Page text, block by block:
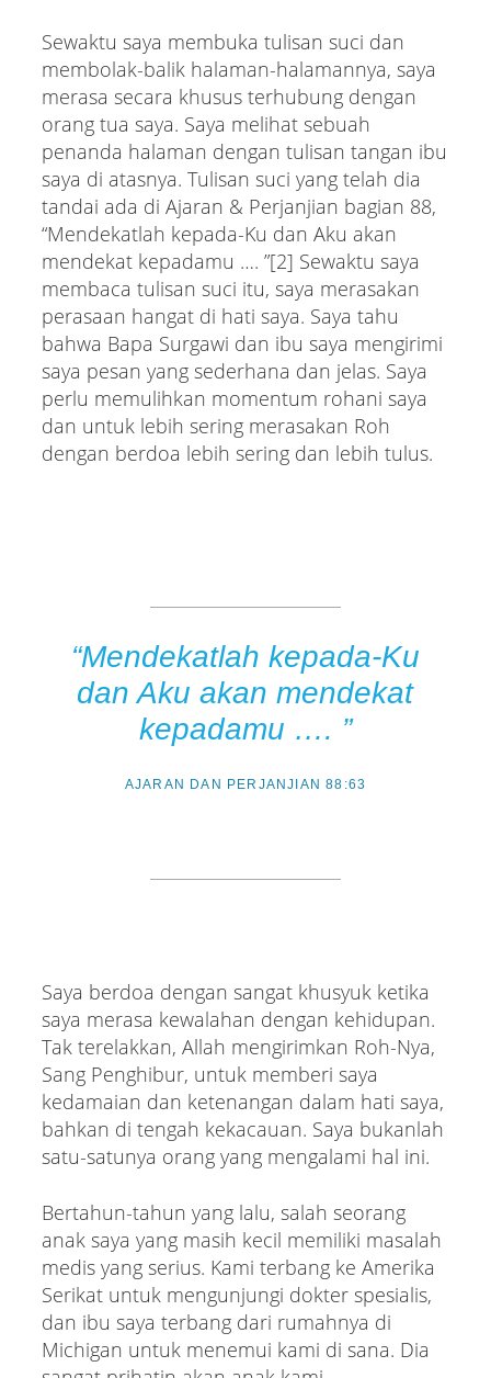
Sewaktu saya membuka tulisan suci dan
membolak-balik halaman-halamannya, saya
merasa secara khusus terhubung dengan
orang tua saya. Saya melihat sebuah
penanda halaman dengan tulisan tangan ibu
saya di atasnya. Tulisan suci yang telah dia
tandai ada di Ajaran & Perjanjian bagian 88,
“Mendekatlah kepada-Ku dan Aku akan
mendekat kepadamu …. ”[2] Sewaktu saya
membaca tulisan suci itu, saya merasakan
perasaan hangat di hati saya. Saya tahu
bahwa Bapa Surgawi dan ibu saya mengirimi
saya pesan yang sederhana dan jelas. Saya
perlu memulihkan momentum rohani saya
dan untuk lebih sering merasakan Roh
dengan berdoa lebih sering dan lebih tulus.
“Mendekatlah kepada-Ku
dan Aku akan mendekat
kepadamu …. ”
AJARAN DAN PERJANJIAN 88:63
Saya berdoa dengan sangat khusyuk ketika
saya merasa kewalahan dengan kehidupan.
Tak terelakkan, Allah mengirimkan Roh-Nya,
Sang Penghibur, untuk memberi saya
kedamaian dan ketenangan dalam hati saya,
bahkan di tengah kekacauan. Saya bukanlah
satu-satunya orang yang mengalami hal ini.
Bertahun-tahun yang lalu, salah seorang
anak saya yang masih kecil memiliki masalah
medis yang serius. Kami terbang ke Amerika
Serikat untuk mengunjungi dokter spesialis,
dan ibu saya terbang dari rumahnya di
Michigan untuk menemui kami di sana. Dia